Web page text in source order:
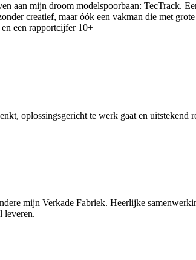
aan mijn droom modelspoorbaan: TecTrack.
creatief, maar óók een vakman die met
een rapportcijfer 10+
oplossingsgericht te werk gaat en uitstekend
mijn Verkade Fabriek. Heerlijke
leveren.